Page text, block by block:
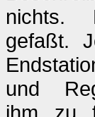
nichts.
gefaßt.
und